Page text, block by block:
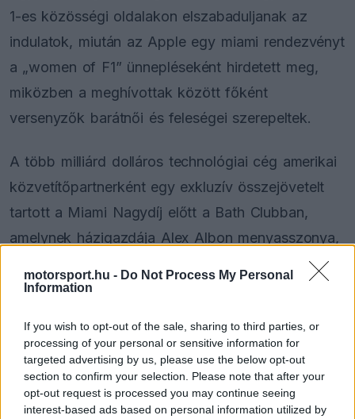
motorsport.hu - Do Not Process My Personal
Information
If you wish to opt-out of the sale, sharing to third parties, or
processing of your personal or sensitive information for
targeted advertising by us, please use the below opt-out
section to confirm your selection. Please note that after your
opt-out request is processed you may continue seeing
interest-based ads based on personal information utilized by
1-es közösségi oldalakon elszabaduljanak az
indulatok, miután az Apple egy miami rendezvényt
a „women of F1” ünnepléseként hirdetett meg,
miközben a meghívottak között főként
versenyzők barátnői és feleségei szerepeltek.
A több milliárd dolláros technológiai cég amerikai
közvetítőpartnerként egy exkluzív összejövetelt
tartott a Miami Nagydíj előtt a Bath Clubban,
amelynek házigazdája Alex Albon menyasszonya,
a profi golfozó Lily Muni He volt. A vendégek
között ott volt Max Verstappen párja, Kelly Piquet,
George Russell párja, Carmen Mundt, valamint
Carlos Sainz barátnője, Rebecca Donaldson is.